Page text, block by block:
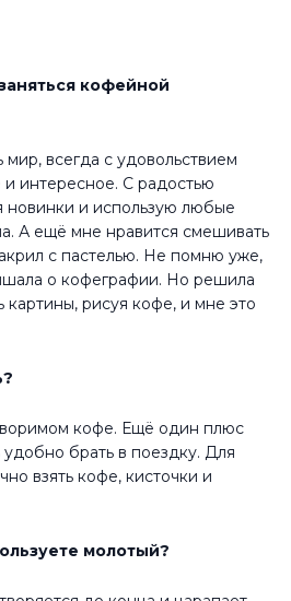
кофейной
всегда с удовольствием
интересное. С радостью
и использую любые
А ещё мне нравится смешивать
с пастелью. Не помню уже,
о кофеграфии. Но решила
картины, рисуя кофе, и мне это
кофе. Ещё один плюс
удобно брать в поездку. Для
взять кофе, кисточки и
молотый?